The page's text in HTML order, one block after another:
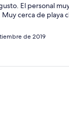
El personal
cerca de playa
de 2019